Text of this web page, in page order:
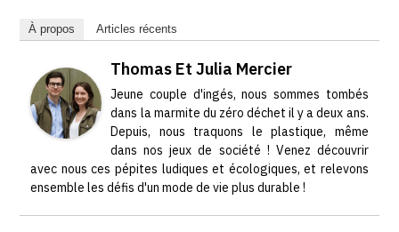
À propos Articles récents
Thomas Et Julia Mercier
Jeune couple d'ingés, nous sommes tombés
dans la marmite du zéro déchet il y a deux ans.
Depuis, nous traquons le plastique, même
dans nos jeux de société ! Venez découvrir
avec nous ces pépites ludiques et écologiques, et relevons
ensemble les défis d'un mode de vie plus durable !